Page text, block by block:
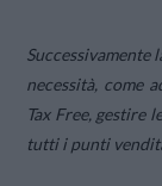
Successivamente
necessità, come
Tax Free, gestire
tutti i punti